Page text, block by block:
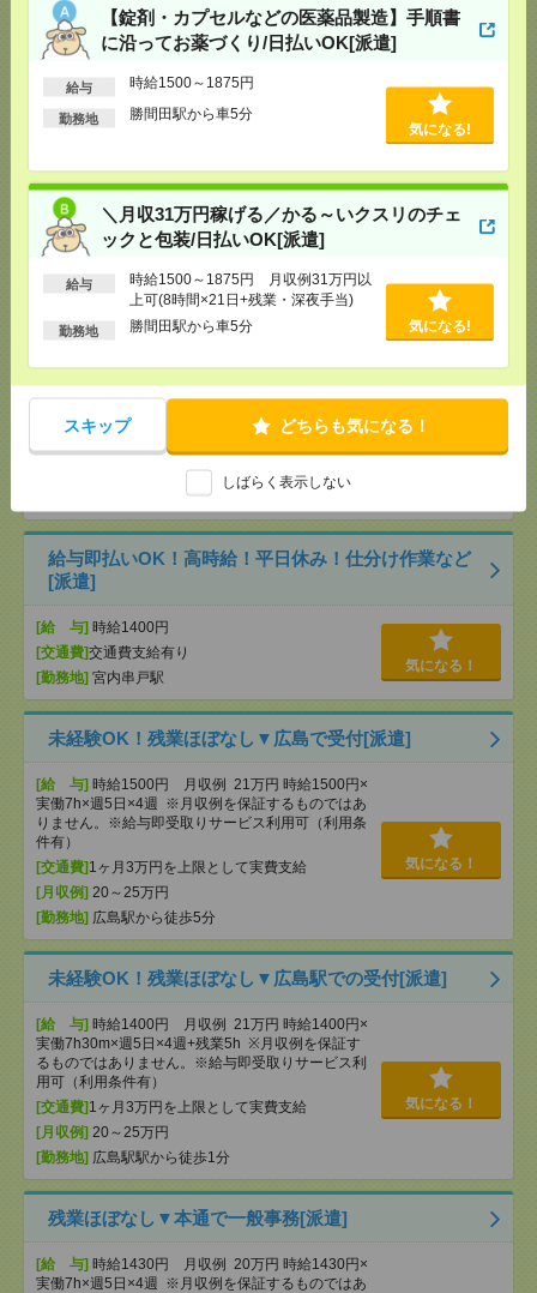
【錠剤・カプセルなどの医薬品製造】手順書
に沿ってお薬づくり/日払いOK[派遣]
給与 時給1500～1875円
勤務地
勝間田駅から車5分
気になる!
＼月収31万円稼げる／かる～いクスリのチェ
ックと包装/日払いOK[派遣]
給与
時給1500～1875円 月収例31万円以
上可(8時間×21日+残業・深夜手当)
勤務地 勝間田駅から車5分 気になる!
スキップ どちらも気になる！
しばらく表示しない
[給 与]
時給1500～1875円 月収例31万円以上可
(8時間×21日+残業・深夜手当)
[交通費]
交通費規定内支給
ラーでの受付・1日でもＯＫ[派遣]
[給 与]
時給1300円 ・日額：9,100円（時給1,300
円×7時間）
[交通費]・自転車通勤可 ・車通勤可(駐車場無料)
広駅から徒歩9分
気になる！
活アシスタント 日勤募集（広島県広島市佐伯区坪
井）[アルバイト]
[給 与]時給2,000円～2,000円
広島県広島市佐伯区坪井（最寄り駅：広島
電鉄2系統宮島線 楽々園駅）
給与即払いOK！高時給！平日休み！仕分け作業など
[派遣]
[給 与] 時給1400円
[交通費]交通費支給有り
[勤務地] 宮内串戸駅
気になる！
未経験OK！残業ほぼなし▼広島で受付[派遣]
[給 与] 時給1500円 月収例 21万円 時給1500円×
実働7h×週5日×4週 ※月収例を保証するものではあ
りません。※給与即受取りサービス利用可（利用条
件有）
[交通費] 1ヶ月3万円を上限として実費支給
[月収例] 20～25万円
[勤務地] 広島駅から徒歩5分
気になる！
未経験OK！残業ほぼなし▼広島駅での受付[派遣]
[給 与] 時給1400円 月収例 21万円 時給1400円×
実働7h30m×週5日×4週+残業5h ※月収例を保証す
るものではありません。※給与即受取りサービス利
用可（利用条件有）
[交通費] 1ヶ月3万円を上限として実費支給
[月収例] 20～25万円
[勤務地] 広島駅駅から徒歩1分
気になる！
残業ほぼなし▼本通で一般事務[派遣]
[給 与] 時給1430円 月収例 20万円 時給1430円×
実働7h×週5日×4週 ※月収例を保証するものではあ